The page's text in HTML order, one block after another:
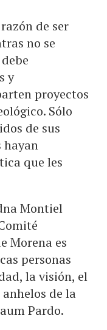
de ser
no se
y
proyectos
Sólo
de sus
hayan
que les
Montiel
Morena es
personas
la visión, el
de la
Pardo.